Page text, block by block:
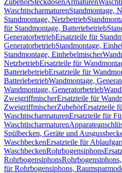
ZubehörSteckdosenArmaturen
WaschtischarmaturenStandmontage,
Standmontage, Netzbetrieb
für Standmontage, Batteriebetrieb
GeneratorbetriebErsatzteile für
GeneratorbetriebStandmontage,
Standmontage, Einhebelmischer
NetzbetriebErsatzteile für
BatteriebetriebErsatzteile für
BatteriebetriebWandmontage,
Wandmontage, Generatorbetrieb
ZweigriffmischerErsatzteile für
ZweigriffmischerZubehörErsatzteile
WaschtischarmaturenErsatzteile für
Waschtischarmaturen
Spülbecken, Geräte und
WaschbeckenErsatzteile für
WaschbeckenRohrbogensiphons
Rohrbogensiphons
für Rohrbogensiphons,